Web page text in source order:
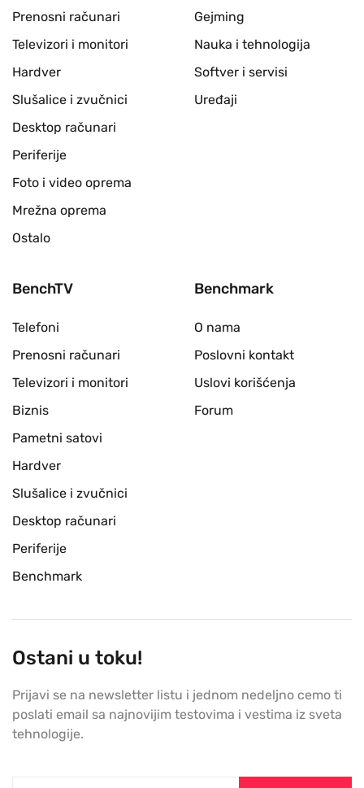
Prenosni računari
Televizori i monitori
Hardver
Slušalice i zvučnici
Desktop računari
Periferije
Foto i video oprema
Mrežna oprema
Ostalo
Gejming
Nauka i tehnologija
Softver i servisi
Uređaji
BenchTV
Telefoni
Prenosni računari
Televizori i monitori
Biznis
Pametni satovi
Hardver
Slušalice i zvučnici
Desktop računari
Periferije
Benchmark
Benchmark
O nama
Poslovni kontakt
Uslovi korišćenja
Forum
Ostani u toku!
Prijavi se na newsletter listu i jednom nedeljno cemo ti
poslati email sa najnovijim testovima i vestima iz sveta
tehnologije.